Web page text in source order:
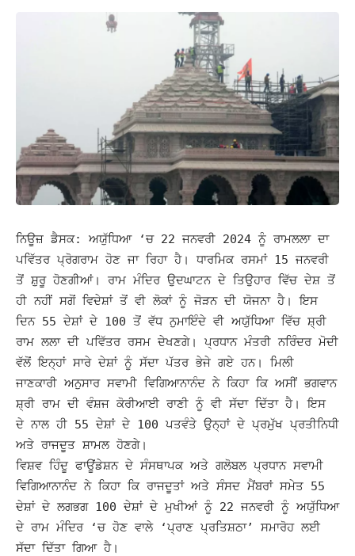
ਨਿਊਜ਼ ਡੈਸਕ: ਅਯੁੱਧਿਆ ‘ਚ 22 ਜਨਵਰੀ 2024 ਨੂੰ ਰਾਮਲਲਾ ਦਾ
ਪਵਿੱਤਰ ਪ੍ਰੋਗਰਾਮ ਹੋਣ ਜਾ ਰਿਹਾ ਹੈ। ਧਾਰਮਿਕ ਰਸਮਾਂ 15 ਜਨਵਰੀ
ਤੋਂ ਸ਼ੁਰੂ ਹੋਣਗੀਆਂ। ਰਾਮ ਮੰਦਿਰ ਉਦਘਾਟਨ ਦੇ ਤਿਉਹਾਰ ਵਿੱਚ ਦੇਸ਼ ਤੋਂ
ਹੀ ਨਹੀਂ ਸਗੋਂ ਵਿਦੇਸ਼ਾਂ ਤੋਂ ਵੀ ਲੋਕਾਂ ਨੂੰ ਜੋੜਨ ਦੀ ਯੋਜਨਾ ਹੈ।ਇਸ
ਦਿਨ 55 ਦੇਸ਼ਾਂ ਦੇ 100 ਤੋਂ ਵੱਧ ਨੁਮਾਇੰਦੇ ਵੀ ਅਯੁੱਧਿਆ ਵਿੱਚ ਸ਼੍ਰੀ
ਰਾਮ ਲਲਾ ਦੀ ਪਵਿੱਤਰ ਰਸਮ ਦੇਖਣਗੇ। ਪ੍ਰਧਾਨ ਮੰਤਰੀ ਨਰਿੰਦਰ ਮੋਦੀ
ਵੱਲੋਂ ਇਨ੍ਹਾਂ ਸਾਰੇ ਦੇਸ਼ਾਂ ਨੂੰ ਸੱਦਾ ਪੱਤਰ ਭੇਜੇ ਗਏ ਹਨ। ਮਿਲੀ
ਜਾਣਕਾਰੀ ਅਨੁਸਾਰ ਸਵਾਮੀ ਵਿਗਿਆਨਾਨੰਦ ਨੇ ਕਿਹਾ ਕਿ ਅਸੀਂ ਭਗਵਾਨ
ਸ਼੍ਰੀ ਰਾਮ ਦੀ ਵੰਸ਼ਜ ਕੋਰੀਆਈ ਰਾਣੀ ਨੂੰ ਵੀ ਸੱਦਾ ਦਿੱਤਾ ਹੈ। ਇਸ
ਦੇ ਨਾਲ ਹੀ 55 ਦੇਸ਼ਾਂ ਦੇ 100 ਪਤਵੰਤੇ ਉਨ੍ਹਾਂ ਦੇ ਪ੍ਰਮੁੱਖ ਪ੍ਰਤੀਨਿਧੀ
ਅਤੇ ਰਾਜਦੂਤ ਸ਼ਾਮਲ ਹੋਣਗੇ।
ਵਿਸ਼ਵ ਹਿੰਦੂ ਫਾਊਂਡੇਸ਼ਨ ਦੇ ਸੰਸਥਾਪਕ ਅਤੇ ਗਲੋਬਲ ਪ੍ਰਧਾਨ ਸਵਾਮੀ
ਵਿਗਿਆਨਾਨੰਦ ਨੇ ਕਿਹਾ ਕਿ ਰਾਜਦੂਤਾਂ ਅਤੇ ਸੰਸਦ ਮੈਂਬਰਾਂ ਸਮੇਤ 55
ਦੇਸ਼ਾਂ ਦੇ ਲਗਭਗ 100 ਦੇਸ਼ਾਂ ਦੇ ਮੁਖੀਆਂ ਨੂੰ 22 ਜਨਵਰੀ ਨੂੰ ਅਯੁੱਧਿਆ
ਦੇ ਰਾਮ ਮੰਦਿਰ ‘ਚ ਹੋਣ ਵਾਲੇ ‘ਪ੍ਰਾਣ ਪ੍ਰਤਿਸ਼ਠਾ’ ਸਮਾਰੋਹ ਲਈ
ਸੱਦਾ ਦਿੱਤਾ ਗਿਆ ਹੈ।